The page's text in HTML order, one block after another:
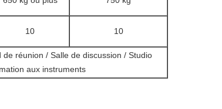
10 10
réunion / Salle de discussion / Studio
aux instruments